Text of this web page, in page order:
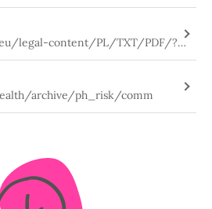
legal-content/PL/TXT/PDF/?
archive/ph_risk/comm